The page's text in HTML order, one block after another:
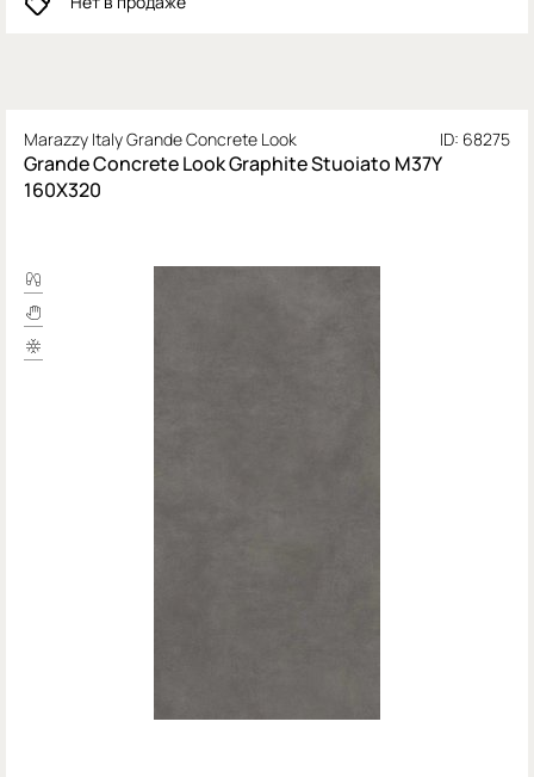
Marazzy Italy Grande Concrete Look ID: 68275
Grande Concrete Look Graphite Stuoiato M37Y
160X320